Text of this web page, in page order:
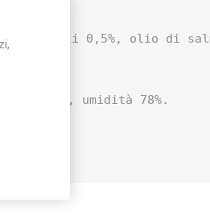
minerali 0,5%, olio di
1,8%, umidità 78%.